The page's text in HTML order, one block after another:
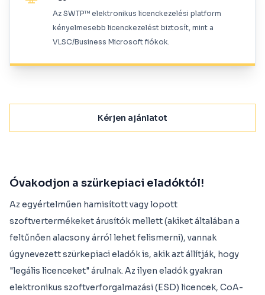
Az SWTP™ elektronikus licenckezelési platform
kényelmesebb licenckezelést biztosít, mint a
VLSC/Business Microsoft fiókok.
Kérjen ajánlatot
Óvakodjon a szürkepiaci eladóktól!
Az egyértelműen hamisított vagy lopott
szoftvertermékeket árusítók mellett (akiket általában a
feltűnően alacsony árról lehet felismerni), vannak
úgynevezett szürkepiaci eladók is, akik azt állítják, hogy
"legális licenceket" árulnak. Az ilyen eladók gyakran
elektronikus szoftverforgalmazási (ESD) licencek, CoA-